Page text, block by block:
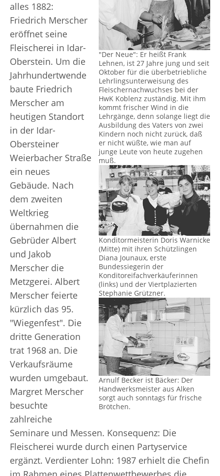
"Der Neue": Er heißt Frank
Lehnen, ist 27 Jahre jung und seit
Oktober für die überbetriebliche
Lehrlingsunterweisung des
Fleischernachwuchses bei der
HwK Koblenz zuständig. Mit ihm
kommt frischer Wind in die
Lehrgänge, denn solange liegt die
Ausbildung des Vaters von zwei
Kindern noch nicht zurück, daß
er nicht wüßte, wie man auf
junge Leute von heute zugehen
muß.
Konditormeisterin Doris Warnicke
(Mitte) mit ihren Schützlingen
Diana Jounaux, erste
Bundessiegerin der
Konditoreifachverkäuferinnen
(links) und der Viertplazierten
Stephanie Grützner.
Arnulf Becker ist Bäcker: Der
Handwerksmeister aus Alken
sorgt auch sonntags für frische
Brötchen.
alles 1882:
Friedrich Merscher
eröffnet seine
Fleischerei in Idar-
Oberstein. Um die
Jahrhundertwende
baute Friedrich
Merscher am
heutigen Standort
in der Idar-
Obersteiner
Weierbacher Straße
ein neues
Gebäude. Nach
dem zweiten
Weltkrieg
übernahmen die
Gebrüder Albert
und Jakob
Merscher die
Metzgerei. Albert
Merscher feierte
kürzlich das 95.
"Wiegenfest". Die
dritte Generation
trat 1968 an. Die
Verkaufsräume
wurden umgebaut.
Margret Merscher
besuchte
zahlreiche
Seminare und Messen. Konsequenz: Die
Fleischerei wurde durch einen Partyservice
ergänzt. Verdienter Lohn: 1987 erhielt die Chefin